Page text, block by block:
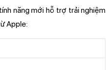
năng mới hỗ trợ trải nghiệm
Apple: